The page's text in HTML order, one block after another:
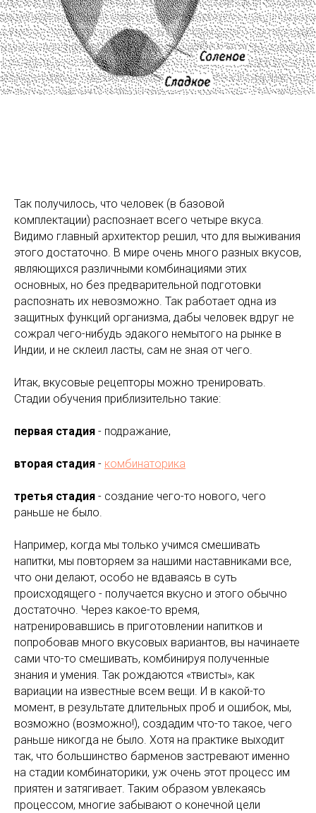
Так получилось, что человек (в базовой
комплектации) распознает всего четыре вкуса.
Видимо главный архитектор решил, что для выживания
этого достаточно. В мире очень много разных вкусов,
являющихся различными комбинациями этих
основных, но без предварительной подготовки
распознать их невозможно. Так работает одна из
защитных функций организма, дабы человек вдруг не
сожрал чего-нибудь эдакого немытого на рынке в
Индии, и не склеил ласты, сам не зная от чего.
Итак, вкусовые рецепторы можно тренировать.
Стадии обучения приблизительно такие:
первая стадия - подражание,
вторая стадия - комбинаторика
третья стадия - создание чего-то нового, чего
раньше не было.
Например, когда мы только учимся смешивать
напитки, мы повторяем за нашими наставниками все,
что они делают, особо не вдаваясь в суть
происходящего - получается вкусно и этого обычно
достаточно. Через какое-то время,
натренировавшись в приготовлении напитков и
попробовав много вкусовых вариантов, вы начинаете
сами что-то смешивать, комбинируя полученные
знания и умения. Так рождаются «твисты», как
вариации на известные всем вещи. И в какой-то
момент, в результате длительных проб и ошибок, мы,
возможно (возможно!), создадим что-то такое, чего
раньше никогда не было. Хотя на практике выходит
так, что большинство барменов застревают именно
на стадии комбинаторики, уж очень этот процесс им
приятен и затягивает. Таким образом увлекаясь
процессом, многие забывают о конечной цели